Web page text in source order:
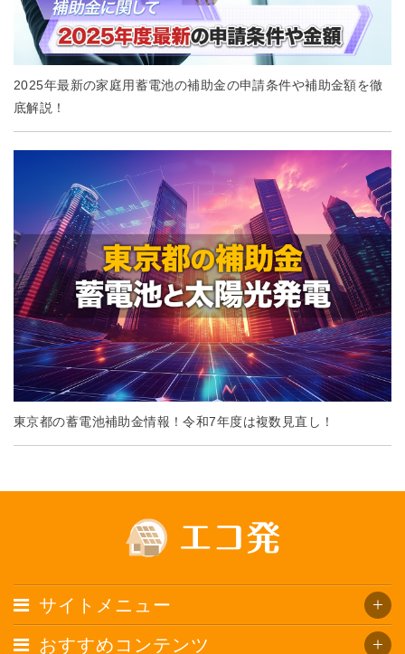
2025年最新の家庭用蓄電池の補助金の申請条件や補助金額を徹
底解説！
東京都の蓄電池補助金情報！令和7年度は複数見直し！
サイトメニュー
おすすめコンテンツ